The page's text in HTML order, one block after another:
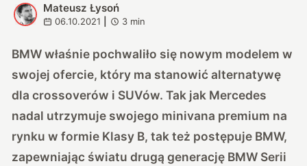
M
Mateusz Łysoń
06.10.2021 3 min
BMWwłaśnie pochwaliło się nowym modelem w
swojej ofercie, który ma stanowić alternatywę
dla crossoverów i SUVów. Tak jak Mercedes
nadal utrzymuje swojego minivana premium na
rynku w formie Klasy B, tak też postępuje BMW,
zapewniając światu drugą generację BMW Serii